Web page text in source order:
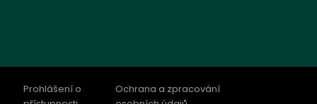
Prohlášení o
Ochrana a zpracování
se